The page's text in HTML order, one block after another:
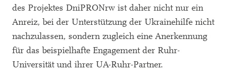
des Projektes DniPRONrw ist daher nicht nur ein
Anreiz, bei der Unterstützung der Ukrainehilfe nicht
nachzulassen, sondern zugleich eine Anerkennung
für das beispielhafte Engagement der Ruhr-
Universität und ihrer UA-Ruhr-Partner.